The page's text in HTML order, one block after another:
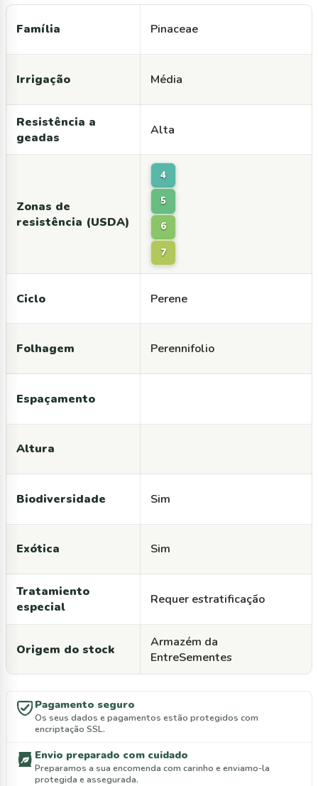
Família Pinaceae
Irrigação Média
Resistência a
geadas
Alta
Zonas de
resistência (USDA)
4
5
6
7
Ciclo Perene
Folhagem Perennifolio
Espaçamento
Altura
Biodiversidade Sim
Exótica Sim
Tratamiento
especial
Requer estratificação
Origem do stock
Armazém da
EntreSementes
Pagamento seguro
Os seus dados e pagamentos estão protegidos com
encriptação SSL.
Envio preparado com cuidado
Preparamos a sua encomenda com carinho e enviamo-la
protegida e assegurada.